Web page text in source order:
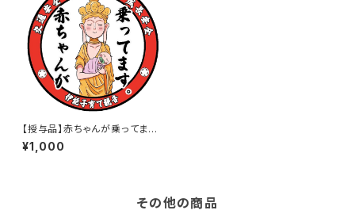
【授与品】赤ちゃんが乗ってます
ステッカー
¥1,000
その他の商品